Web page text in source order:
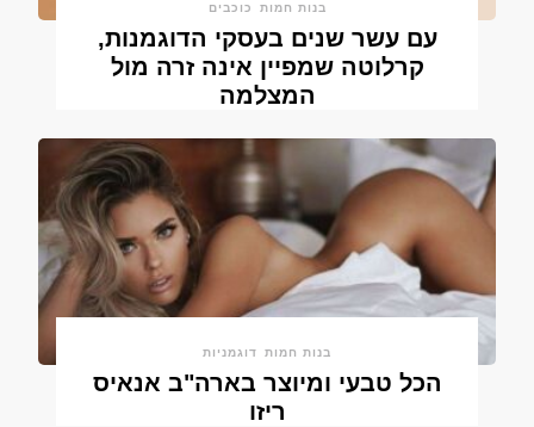
בנות חמות כוכבים
עם עשר שנים בעסקי הדוגמנות,
קרלוטה שמפיין אינה זרה מול
המצלמה
בנות חמות דוגמניות
הכל טבעי ומיוצר בארה"ב אנאיס
ריזו